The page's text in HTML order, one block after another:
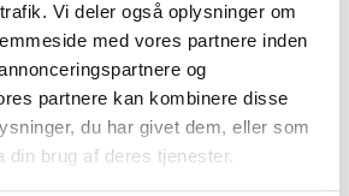
Vi deler også oplysninger om
med vores partnere inden
og
partnere kan kombinere disse
du har givet dem, eller som
din brug af deres tjenester.
udvalg af kendte
et stort udvalg af kendte
vitaminer og andre spændende
– altid til fast lav pris.
om Uglecare.dk her